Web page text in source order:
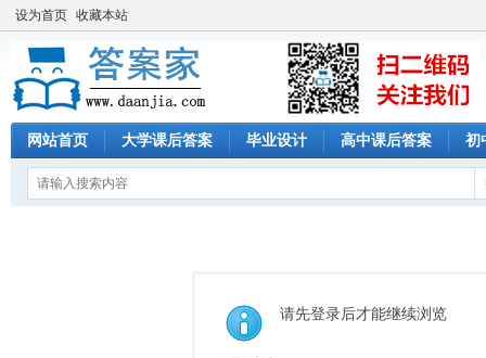
设为首页 收藏本站
网站首页 大学课后答案 毕业设计 高中课后答案 初
请先登录后才能继续浏览